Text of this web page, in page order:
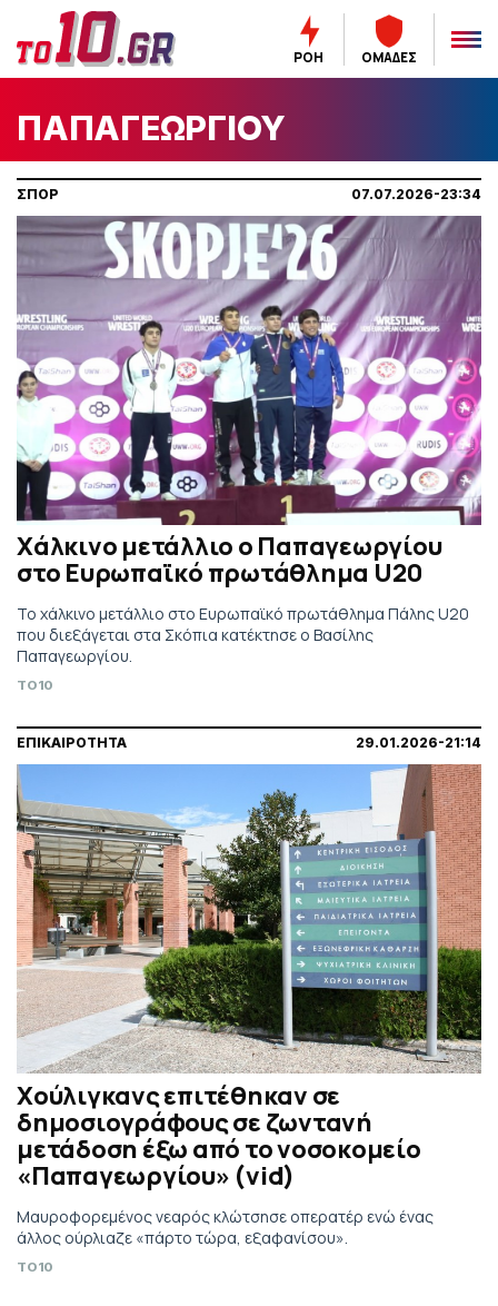
ΡΟΗ ΟΜΑΔΕΣ
ΠΑΠΑΓΕΩΡΓΙΟΥ
ΣΠΟΡ 07.07.2026-23:34
Χάλκινο μετάλλιο ο Παπαγεωργίου
στο Ευρωπαϊκό πρωτάθλημα U20
Το χάλκινο μετάλλιο στο Ευρωπαϊκό πρωτάθλημα Πάλης U20
που διεξάγεται στα Σκόπια κατέκτησε ο Βασίλης
Παπαγεωργίου.
TO10
ΕΠΙΚΑΙΡΟΤΗΤΑ 29.01.2026-21:14
Χούλιγκανς επιτέθηκαν σε
δημοσιογράφους σε ζωντανή
μετάδοση έξω από το νοσοκομείο
«Παπαγεωργίου» (vid)
Μαυροφορεμένος νεαρός κλώτσησε οπερατέρ ενώ ένας
άλλος ούρλιαζε «πάρτο τώρα, εξαφανίσου».
TO10